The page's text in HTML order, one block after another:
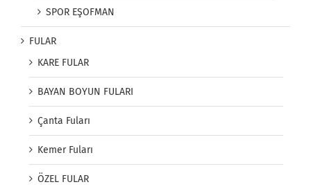
SPOR EŞOFMAN
FULAR
KARE FULAR
BAYAN BOYUN FULARI
Çanta Fuları
Kemer Fuları
ÖZEL FULAR